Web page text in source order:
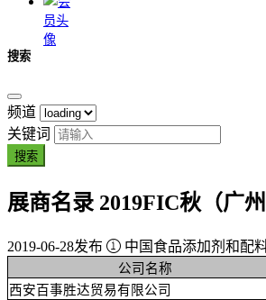
搜索
频道
关键词
搜索
展商名录 2019FIC秋（广
2019-06-28发布 中国食品添加剂和配
公司名称
西安百事胜达贸易有限公司